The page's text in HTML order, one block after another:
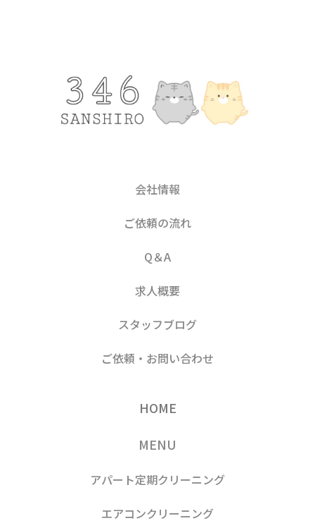
会社情報
ご依頼の流れ
Q＆A
求人概要
スタッフブログ
ご依頼・お問い合わせ
HOME
MENU
アパート定期クリーニング
エアコンクリーニング